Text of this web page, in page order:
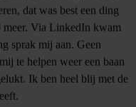
dat was best een ding
meer. Via LinkedIn kwam
sprak mij aan. Geen
te helpen weer een baan
Ik ben heel blij met de